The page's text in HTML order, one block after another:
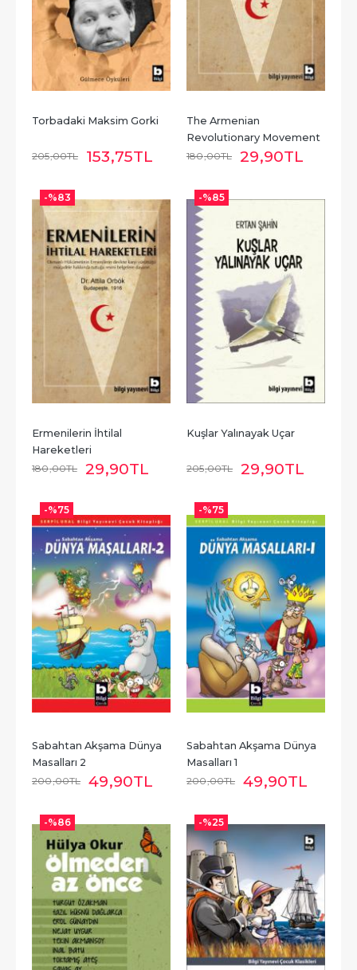
Torbadaki Maksim Gorki
205,00TL 153,75TL
The Armenian
Revolutionary Movement
180,00TL 29,90TL
-%83
Ermenilerin İhtilal
Hareketleri
180,00TL 29,90TL
-%85
Kuşlar Yalınayak Uçar
205,00TL 29,90TL
-%75
Sabahtan Akşama Dünya
Masalları 2
200,00TL 49,90TL
-%75
Sabahtan Akşama Dünya
Masalları 1
200,00TL 49,90TL
-%86 -%25